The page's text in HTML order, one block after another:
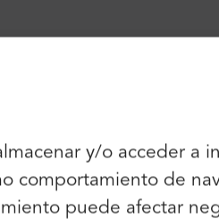
y/o acceder a
comportamiento de
puede afectar